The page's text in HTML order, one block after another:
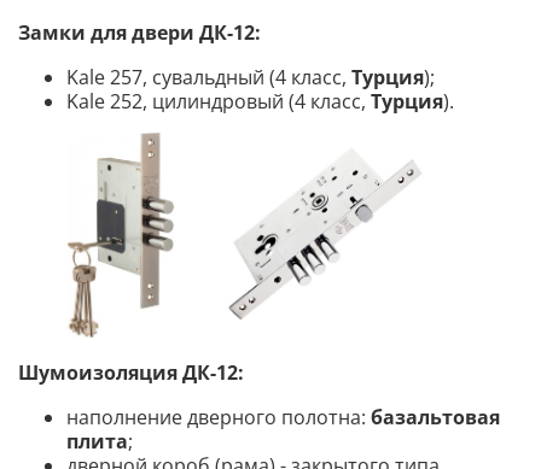
Замки для двери ДК-12:
Kale 257, сувальдный (4 класс, Турция);
Kale 252, цилиндровый (4 класс, Турция).
Шумоизоляция ДК-12:
наполнение дверного полотна: базальтовая
плита;